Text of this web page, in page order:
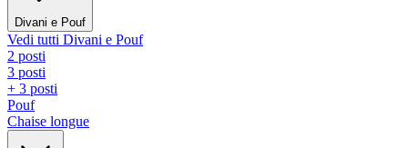
Divani e Pouf
Vedi tutti Divani e Pouf
2 posti
3 posti
+ 3 posti
Pouf
Chaise longue